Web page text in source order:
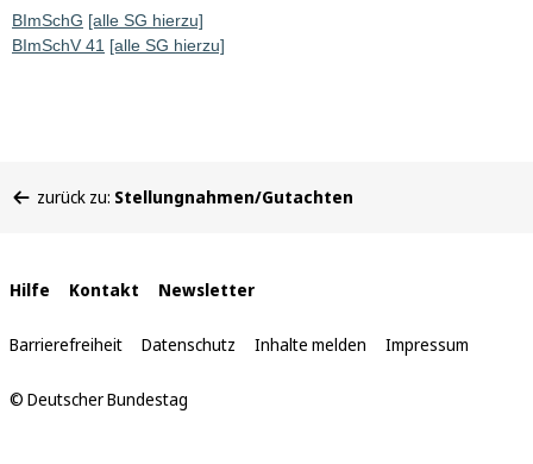
BImSchG [alle SG hierzu]
BImSchV 41 [alle SG hierzu]
befinden
zurück zu: Stellungnahmen/Gutachten
Interne
Links
Hilfe Kontakt Newsletter
Barrierefreiheit Datenschutz Inhalte melden Impressum
© Deutscher Bundestag